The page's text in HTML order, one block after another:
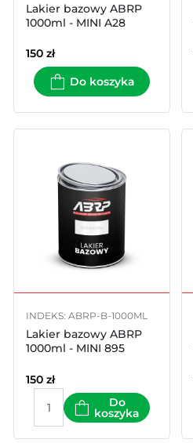
Lakier bazowy ABRP
1000ml - MINI A28
150 zł
Do koszyka
INDEKS: ABRP-B-1000ML
Lakier bazowy ABRP
1000ml - MINI 895
150 zł
Do
koszyka